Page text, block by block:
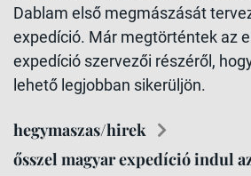
Dablam első megmászását
expedíció. Már megtörténtek az
expedíció szervezői részéről,
lehető legjobban sikerüljön.
hegymaszas/hirek
ősszel magyar expedíció indul